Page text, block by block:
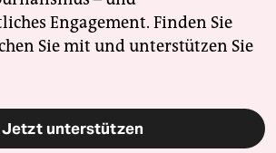
Engagement. Finden Sie
Sie mit und unterstützen Sie
Jetzt unterstützen